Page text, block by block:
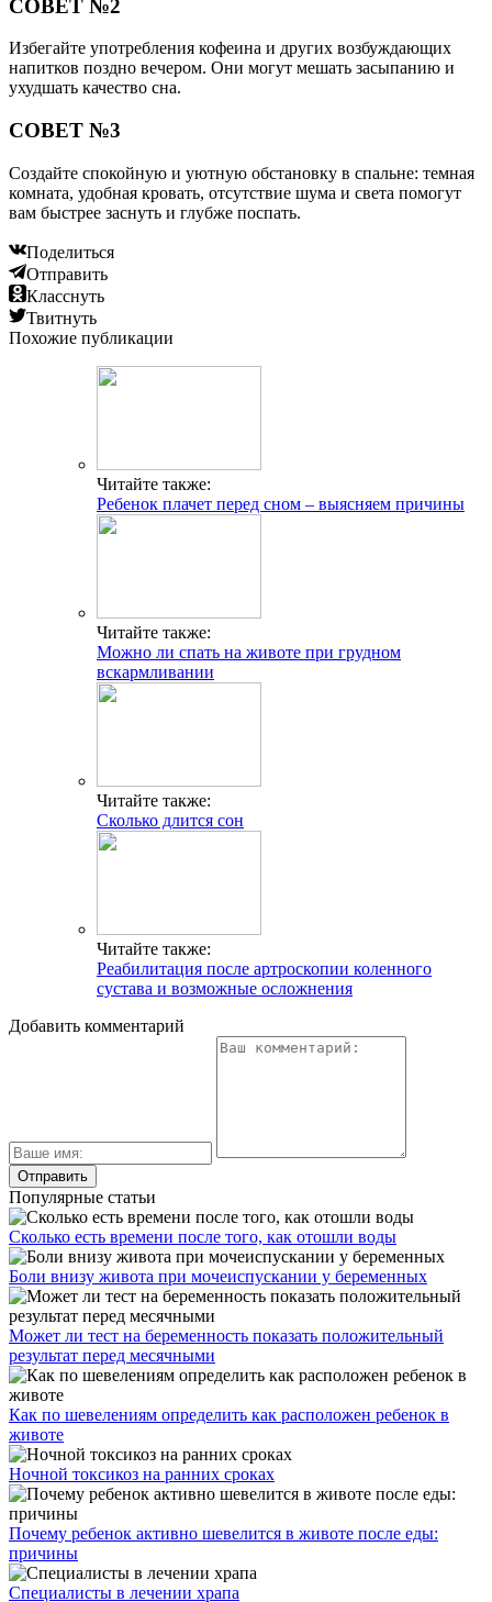
СОВЕТ №2
Избегайте употребления кофеина и других возбуждающих
напитков поздно вечером. Они могут мешать засыпанию и
ухудшать качество сна.
СОВЕТ №3
Создайте спокойную и уютную обстановку в спальне: темная
комната, удобная кровать, отсутствие шума и света помогут
вам быстрее заснуть и глубже поспать.
Поделиться
Отправить
Класснуть
Твитнуть
Похожие публикации
Читайте также:
Ребенок плачет перед сном – выясняем причины
Читайте также:
Можно ли спать на животе при грудном
вскармливании
Читайте также:
Сколько длится сон
Читайте также:
Реабилитация после артроскопии коленного
сустава и возможные осложнения
Добавить комментарий
Популярные статьи
Сколько есть времени после того, как отошли воды
Боли внизу живота при мочеиспускании у беременных
Может ли тест на беременность показать положительный
результат перед месячными
Как по шевелениям определить как расположен ребенок в
животе
Ночной токсикоз на ранних сроках
Почему ребенок активно шевелится в животе после еды:
причины
Специалисты в лечении храпа